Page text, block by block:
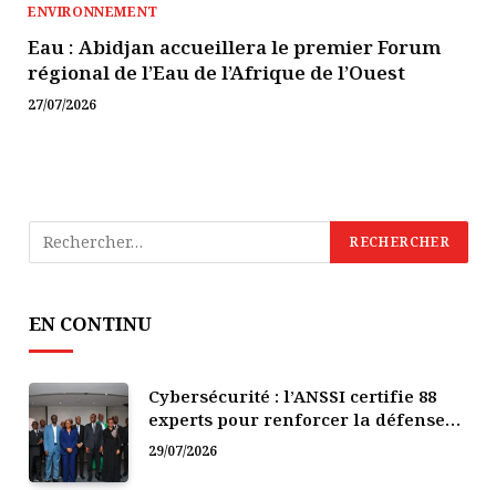
ENVIRONNEMENT
Eau : Abidjan accueillera le premier Forum
régional de l’Eau de l’Afrique de l’Ouest
27/07/2026
EN CONTINU
Cybersécurité : l’ANSSI certifie 88
experts pour renforcer la défense
numérique de la Côte d’Ivoire
29/07/2026